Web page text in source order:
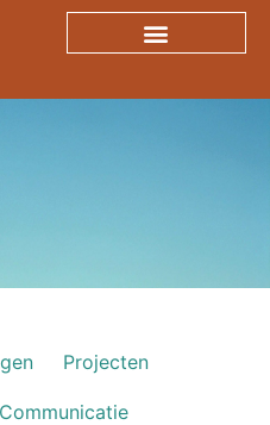
Projecten